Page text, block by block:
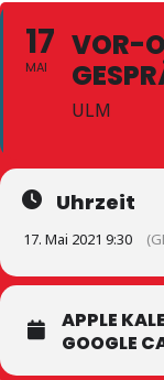
17
MAI
VOR-
ULM
Uhrzeit
17. Mai 2021 9:30
APPLE
GOOGLE